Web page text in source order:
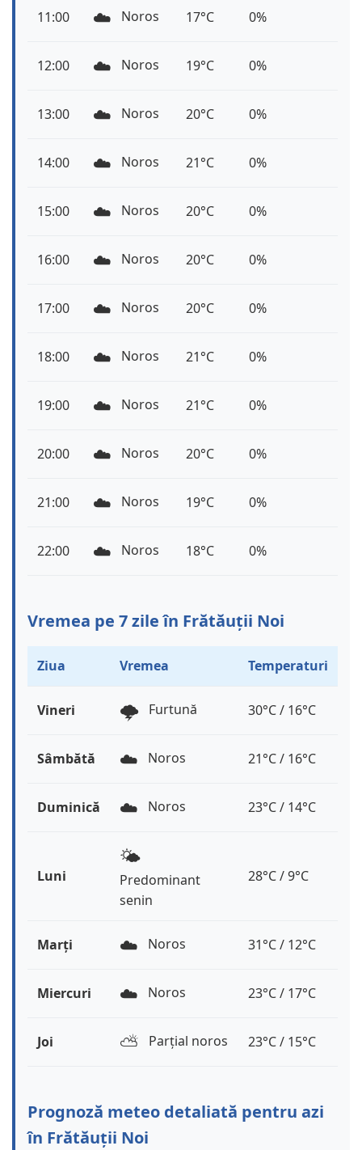
11:00 ☁️ Noros 17°C 0%
12:00 ☁️ Noros 19°C 0%
13:00 ☁️ Noros 20°C 0%
14:00 ☁️ Noros 21°C 0%
15:00 ☁️ Noros 20°C 0%
16:00 ☁️ Noros 20°C 0%
17:00 ☁️ Noros 20°C 0%
18:00 ☁️ Noros 21°C 0%
19:00 ☁️ Noros 21°C 0%
20:00 ☁️ Noros 20°C 0%
21:00 ☁️ Noros 19°C 0%
22:00 ☁️ Noros 18°C 0%
Vremea pe 7 zile în Frătăuții Noi
Ziua Vremea Temperaturi
Vineri 🌩️ Furtună 30°C / 16°C
Sâmbătă ☁️ Noros 21°C / 16°C
Duminică ☁️ Noros 23°C / 14°C
Luni
🌤️
Predominant
senin
28°C / 9°C
Marți ☁️ Noros 31°C / 12°C
Miercuri ☁️ Noros 23°C / 17°C
Joi ⛅️ Parțial noros 23°C / 15°C
Prognoză meteo detaliată pentru azi
în Frătăuții Noi